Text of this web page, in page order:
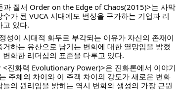
과 질서 Order on the Edge of Chaos(2015)>는 사막
가 된 VUCA 시대에도 번성을 구가하는 기업과 리
고 있다.
성이 시대적 화두로 부각되는 이유가 자신의 존재이
하는 유산으로 남기는 변화에 대한 열망임을 밝혔
화한 리더십의 표준을 다루고 있다.
진화력 Evolutionary Power)>은 진화론에서 이야기
주체의 차이와 이 주객 차이의 강도가 새로운 변화
의 원리임을 밝히는 역시 변화와 생성의 가장 근원